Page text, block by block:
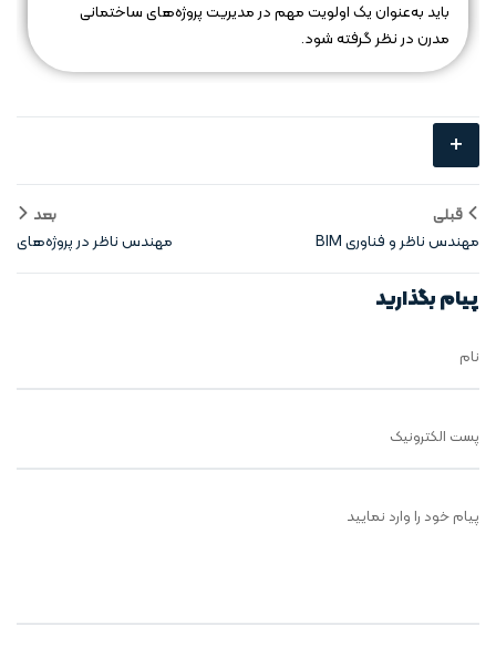
باید به‌عنوان یک اولویت مهم در مدیریت پروژه‌های ساختمانی
مدرن در نظر گرفته شود.
+
قبلی
مهندس ناظر و فناوری BIM
بعد
مهندس ناظر در پروژه‌های
ساختمانی مدولار
پیام بگذارید
نام
پست الکترونیک
پیام خود را وارد نمایید